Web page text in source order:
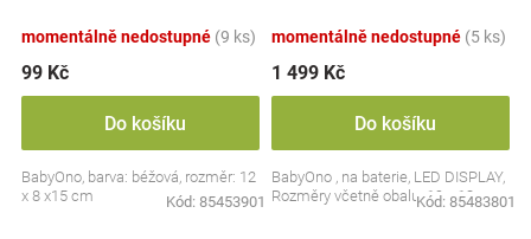
momentálně nedostupné (9 ks)
99 Kč
Do košíku
BabyOno, barva: béžová, rozměr: 12
x 8 x15 cm
Kód: 85453901
momentálně nedostupné (5 ks)
1 499 Kč
Do košíku
BabyOno , na baterie, LED DISPLAY,
Rozměry včetně obalu: 19 x 13 cm.
Kód: 85483801